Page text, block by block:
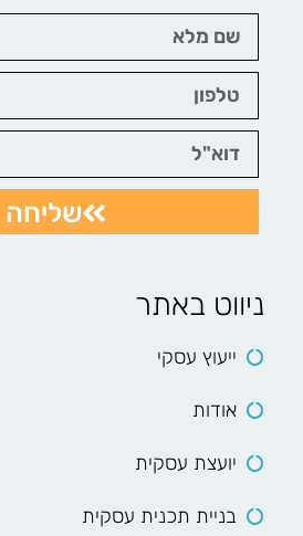
שליחה
ניווט באתר
ייעוץ עסקי
אודות
יועצת עסקית
בניית תכנית עסקית